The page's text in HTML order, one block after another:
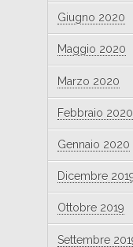
Giugno 2020
Maggio 2020
Marzo 2020
Febbraio 2020
Gennaio 2020
Dicembre
Ottobre 2019
Settembre